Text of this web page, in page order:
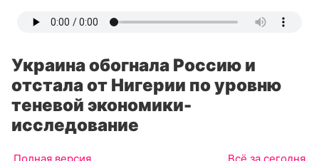
Украина обогнала Россию и
отстала от Нигерии по уровню
теневой экономики-
исследование